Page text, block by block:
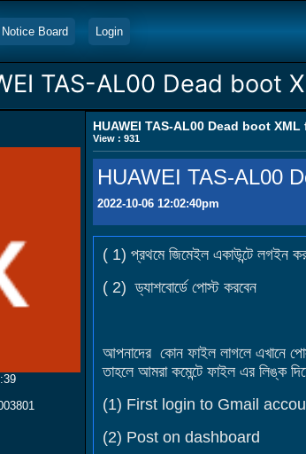
Notice Board Login
TAS-AL00 Dead boot
HUAWEI TAS-AL00 Dead boot
View : 931
HUAWEI TAS-AL00
2022-10-06 12:02:40pm
( 1) প্রথমে জিমেইল একাউন্টে লগইন
( 2) ড্যাশবোর্ডে পোস্ট করবেন
আপনাদের কোন ফাইল লাগলে এখানে
তাহলে আমরা কমেন্টে ফাইল এর লিঙ্ক
(1) First login to Gmail
(2) Post on dashboard